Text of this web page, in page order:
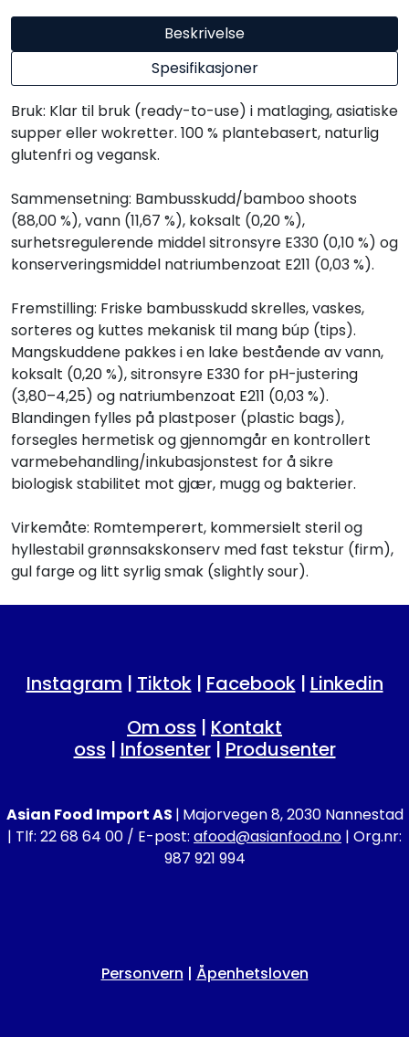
Beskrivelse
Spesifikasjoner
Bruk: Klar til bruk (ready-to-use) i matlaging, asiatiske
supper eller wokretter. 100 % plantebasert, naturlig
glutenfri og vegansk.
Sammensetning: Bambusskudd/bamboo shoots
(88,00 %), vann (11,67 %), koksalt (0,20 %),
surhetsregulerende middel sitronsyre E330 (0,10 %) og
konserveringsmiddel natriumbenzoat E211 (0,03 %).
Fremstilling: Friske bambusskudd skrelles, vaskes,
sorteres og kuttes mekanisk til mang búp (tips).
Mangskuddene pakkes i en lake bestående av vann,
koksalt (0,20 %), sitronsyre E330 for pH-justering
(3,80–4,25) og natriumbenzoat E211 (0,03 %).
Blandingen fylles på plastposer (plastic bags),
forsegles hermetisk og gjennomgår en kontrollert
varmebehandling/inkubasjonstest for å sikre
biologisk stabilitet mot gjær, mugg og bakterier.
Virkemåte: Romtemperert, kommersielt steril og
hyllestabil grønnsakskonserv med fast tekstur (firm),
gul farge og litt syrlig smak (slightly sour).
Instagram | Tiktok| Facebook| Linkedin
Om oss | Kontakt
oss | Infosenter| Produsenter
Asian Food Import AS | Majorvegen 8, 2030 Nannestad
| Tlf: 22 68 64 00 / E-post: afood@asianfood.no | Org.nr:
987 921 994
Personvern | Åpenhetsloven